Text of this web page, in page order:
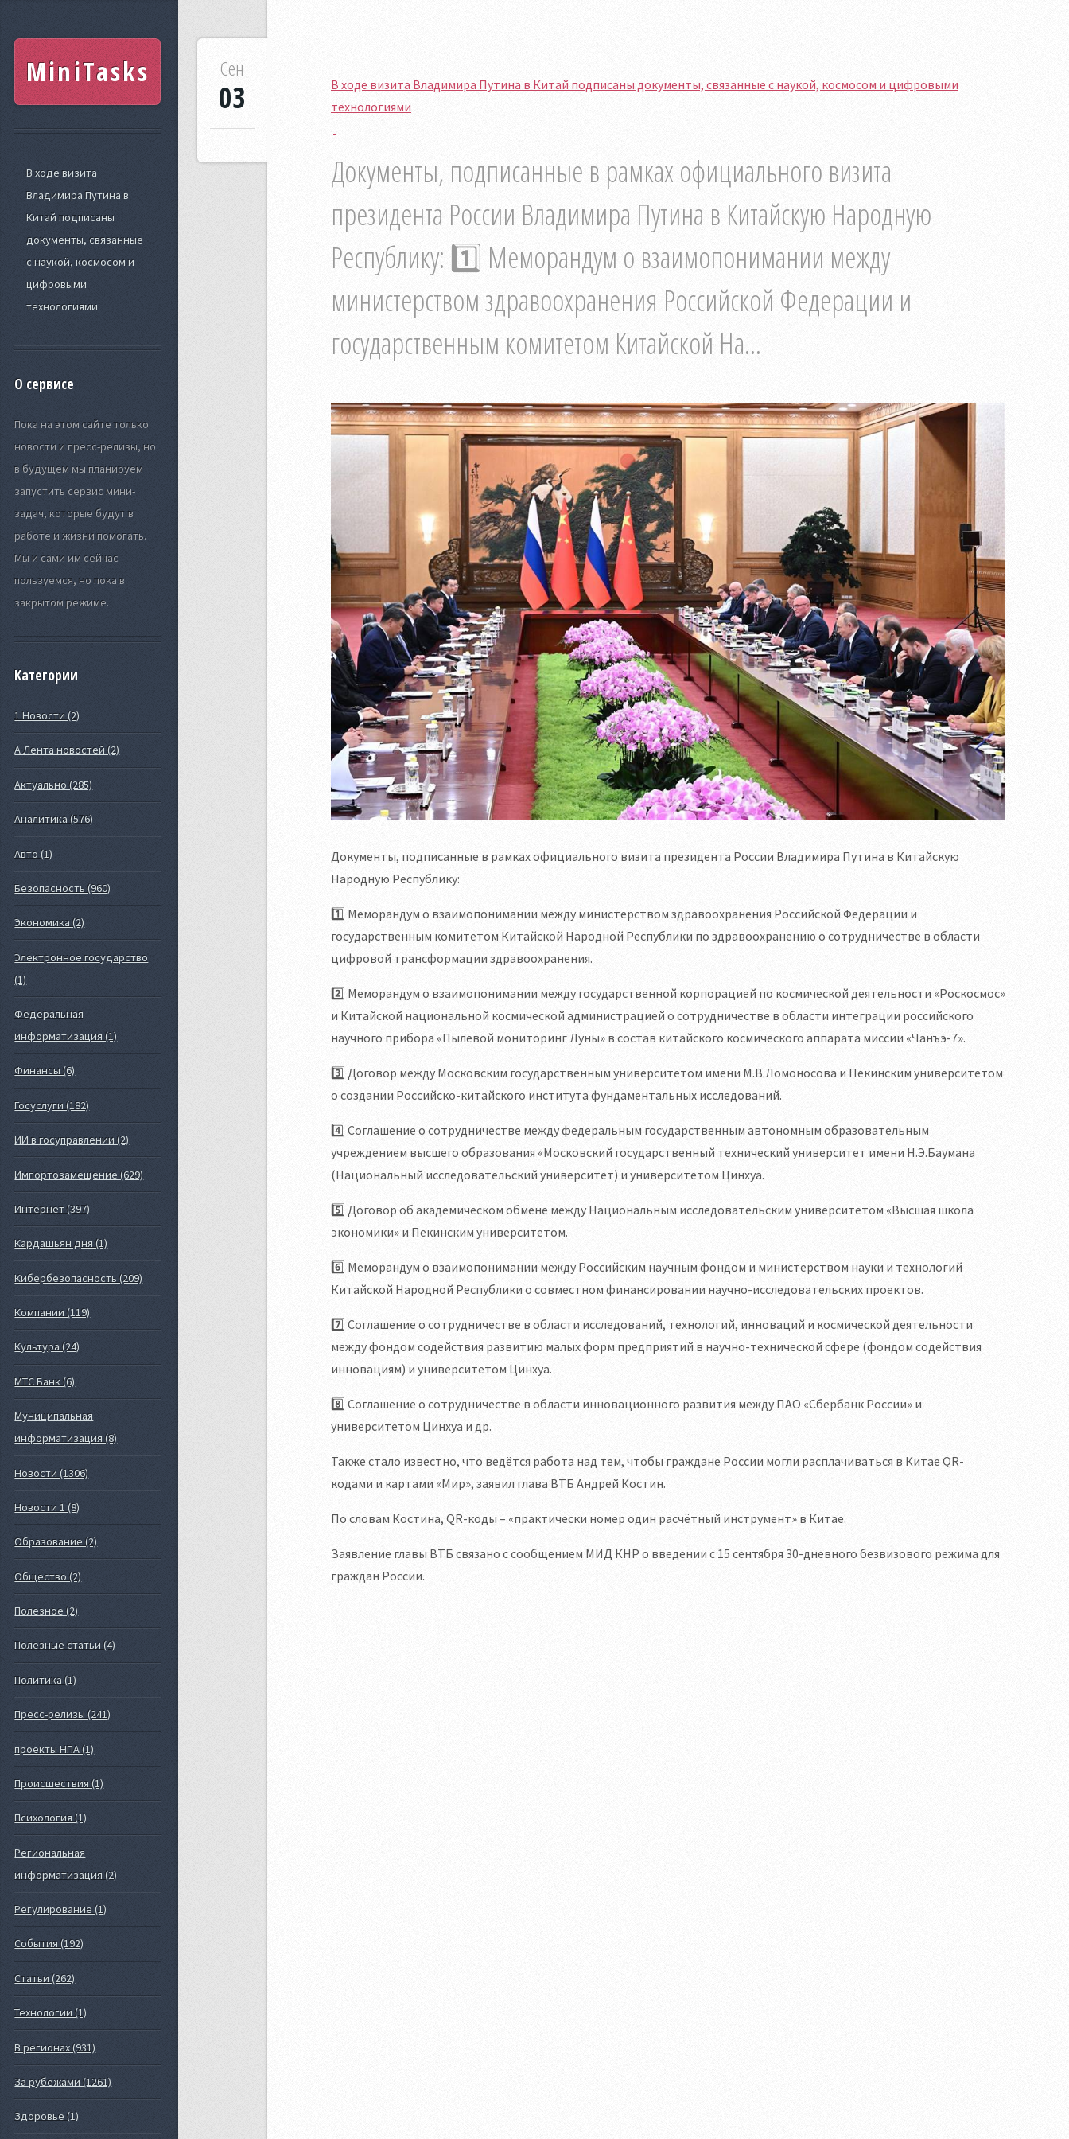
MiniTasks
В ходе визита
Владимира Путина в
Китай подписаны
документы, связанные
с наукой, космосом и
цифровыми
технологиями
О сервисе
Пока на этом сайте только
новости и пресс-релизы, но
в будущем мы планируем
запустить сервис мини-
задач, которые будут в
работе и жизни помогать.
Мы и сами им сейчас
пользуемся, но пока в
закрытом режиме.
Категории
1 Новости (2)
А Лента новостей (2)
Актуально (285)
Аналитика (576)
Авто (1)
Безопасность (960)
Экономика (2)
Электронное государство
(1)
Федеральная
информатизация (1)
Финансы (6)
Госуслуги (182)
ИИ в госуправлении (2)
Импортозамещение (629)
Интернет (397)
Кардашьян дня (1)
Кибербезопасность (209)
Компании (119)
Культура (24)
МТС Банк (6)
Муниципальная
информатизация (8)
Новости (1306)
Новости 1 (8)
Образование (2)
Общество (2)
Полезное (2)
Полезные статьи (4)
Политика (1)
Пресс-релизы (241)
проекты НПА (1)
Происшествия (1)
Психология (1)
Региональная
информатизация (2)
Регулирование (1)
События (192)
Статьи (262)
Технологии (1)
В регионах (931)
За рубежами (1261)
Здоровье (1)
В ходе визита Владимира Путина в Китай подписаны документы, связанные с наукой, космосом и цифровыми
технологиями
Документы, подписанные в рамках официального визита
президента России Владимира Путина в Китайскую Народную
Республику: 1️⃣ Меморандум о взаимопонимании между
министерством здравоохранения Российской Федерации и
государственным комитетом Китайской На...
Сен
03
Документы, подписанные в рамках официального визита президента России Владимира Путина в Китайскую
Народную Республику:
1️⃣ Меморандум о взаимопонимании между министерством здравоохранения Российской Федерации и
государственным комитетом Китайской Народной Республики по здравоохранению о сотрудничестве в области
цифровой трансформации здравоохранения.
2️⃣ Меморандум о взаимопонимании между государственной корпорацией по космической деятельности «Роскосмос»
и Китайской национальной космической администрацией о сотрудничестве в области интеграции российского
научного прибора «Пылевой мониторинг Луны» в состав китайского космического аппарата миссии «Чанъэ-7».
3️⃣ Договор между Московским государственным университетом имени М.В.Ломоносова и Пекинским университетом
о создании Российско-китайского института фундаментальных исследований.
4️⃣ Соглашение о сотрудничестве между федеральным государственным автономным образовательным
учреждением высшего образования «Московский государственный технический университет имени Н.Э.Баумана
(Национальный исследовательский университет) и университетом Цинхуа.
5️⃣ Договор об академическом обмене между Национальным исследовательским университетом «Высшая школа
экономики» и Пекинским университетом.
6️⃣ Меморандум о взаимопонимании между Российским научным фондом и министерством науки и технологий
Китайской Народной Республики о совместном финансировании научно-исследовательских проектов.
7️⃣ Соглашение о сотрудничестве в области исследований, технологий, инноваций и космической деятельности
между фондом содействия развитию малых форм предприятий в научно-технической сфере (фондом содействия
инновациям) и университетом Цинхуа.
8️⃣ Соглашение о сотрудничестве в области инновационного развития между ПАО «Сбербанк России» и
университетом Цинхуа и др.
Также стало известно, что ведётся работа над тем, чтобы граждане России могли расплачиваться в Китае QR-
кодами и картами «Мир», заявил глава ВТБ Андрей Костин.
По словам Костина, QR-коды – «практически номер один расчётный инструмент» в Китае.
Заявление главы ВТБ связано с сообщением МИД КНР о введении с 15 сентября 30-дневного безвизового режима для
граждан России.